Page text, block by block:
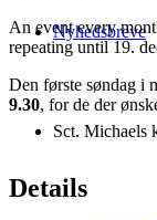
Nyhedsbreve
Sct. Michaels
An event every
repeating until 19.
Den første søndag i
9.30, for de der
Details